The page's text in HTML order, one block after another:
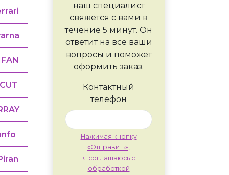
наш специалист
свяжется с вами в
течение 5 минут. Он
ответит на все ваши
вопросы и поможет
оформить заказ.
Контактный
телефон
Нажимая кнопку
«Отправить»,
я соглашаюсь с
обработкой